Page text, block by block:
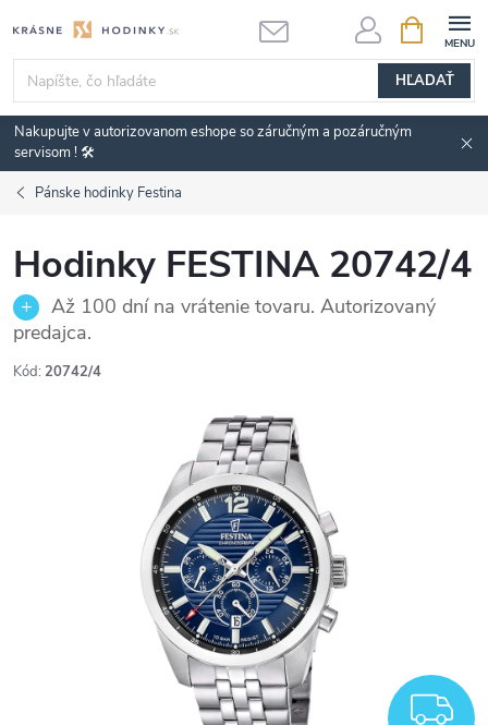
na
obsah
HĽADAŤ
KOŠÍK
Nakupujte v autorizovanom eshope so záručným a pozáručným
servisom ! 🛠️
Pánske hodinky Festina
Hodinky FESTINA 20742/4
Až 100 dní na vrátenie tovaru. Autorizovaný
predajca.
Kód: 20742/4